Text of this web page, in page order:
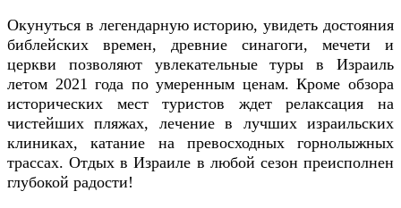
Окунуться в легендарную историю, увидеть достояния
библейских времен, древние синагоги, мечети и
церкви позволяют увлекательные туры в Израиль
летом 2021 года по умеренным ценам. Кроме обзора
исторических мест туристов ждет релаксация на
чистейших пляжах, лечение в лучших израильских
клиниках, катание на превосходных горнолыжных
трассах. Отдых в Израиле в любой сезон преисполнен
глубокой радости!